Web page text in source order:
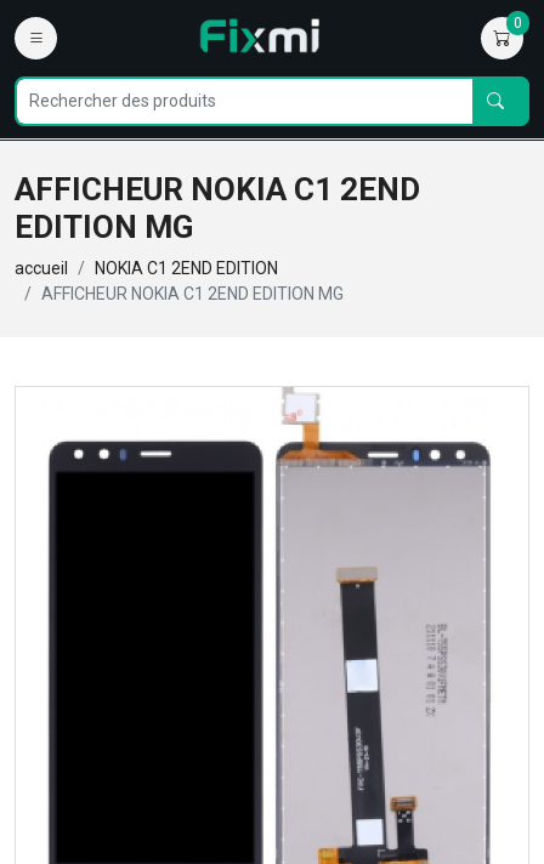
0
AFFICHEUR NOKIA C1 2END
EDITION MG
accueil
NOKIA C1 2END EDITION
AFFICHEUR NOKIA C1 2END EDITION MG